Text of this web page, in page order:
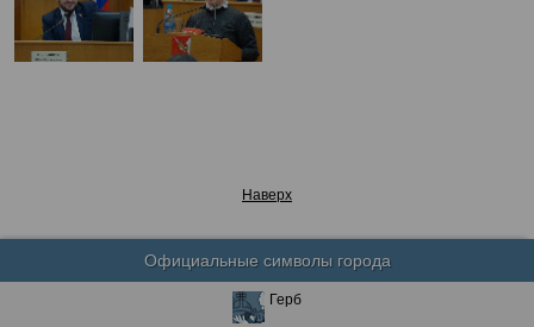
Наверх
Официальные символы города
Герб